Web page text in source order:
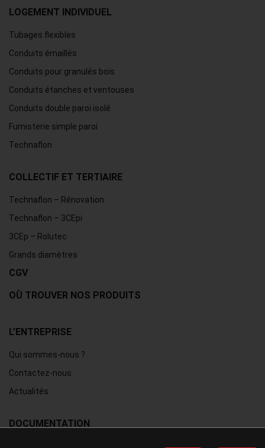
LOGEMENT INDIVIDUEL
Tubages flexibles
Conduits émaillés
Conduits pour granulés bois
Conduits étanches et ventouses
Conduits double paroi isolé
Fumisterie simple paroi
Technaflon
COLLECTIF ET TERTIAIRE
Technaflon – Rénovation
Technaflon – 3CEpi
3CEp – Rolutec
Grands diamètres
CGV
OÙ TROUVER NOS PRODUITS
L’ENTREPRISE
Qui sommes-nous ?
Contactez-nous
Actualités
DOCUMENTATION